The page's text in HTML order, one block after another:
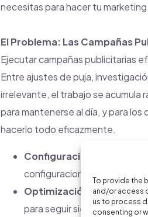
To provide the
and/or access
us to process
consenting or
necesitas para hacer tu
El Problema: Las Campañas
Ejecutar campañas publicitarias
Entre ajustes de puja,
irrelevante, el trabajo se
para mantenerse al día, y para
hacerlo todo eficazmente.
Configuración Compleja:
configuraciones confusas y
Optimización Manual:Sin
para seguir siendo